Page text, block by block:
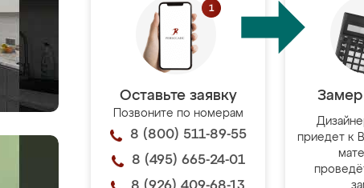
Оставьте заявку
Позвоните по номерам
8 (800) 511-89-55
8 (495) 665-24-01
Замер
приедет к